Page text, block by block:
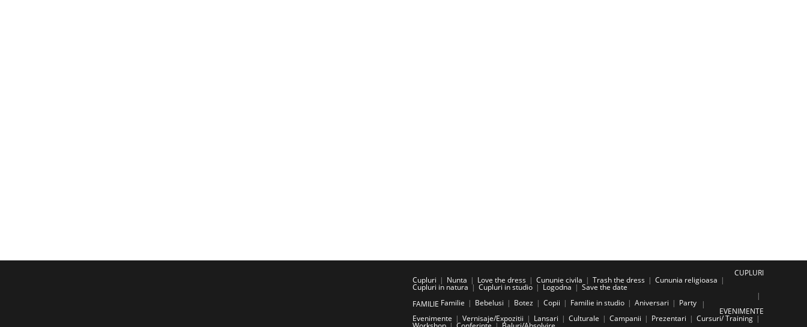
CUPLURI
Cupluri Nunta Love the dress Cununie civila Trash the dress Cununia religioasa
Cupluri in natura Cupluri in studio Logodna
Save the date
FAMILIE Familie Bebelusi Botez Copii Familie in studio Aniversari
Party
EVENIMENTE
Evenimente Vernisaje/Expozitii Lansari Culturale Campanii Prezentari Cursuri/ Training